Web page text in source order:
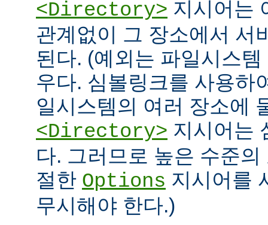
<Directory> 지시어는
관계없이 그 장소에서 서
된다. (예외는 파일시스
우다. 심볼링크를 사용하
일시스템의 여러 장소에
<Directory> 지시어는
다. 그러므로 높은 수준
절한 Options 지시어를
무시해야 한다.)